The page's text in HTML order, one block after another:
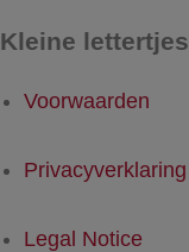
Kleine lettertjes
Voorwaarden
Privacyverklaring
Legal Notice